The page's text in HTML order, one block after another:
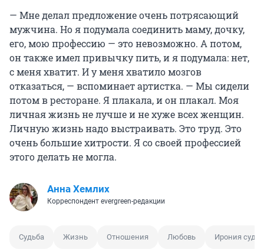
— Мне делал предложение очень потрясающий
мужчина. Но я подумала соединить маму, дочку,
его, мою профессию — это невозможно. А потом,
он также имел привычку пить, и я подумала: нет,
с меня хватит. И у меня хватило мозгов
отказаться, — вспоминает артистка. — Мы сидели
потом в ресторане. Я плакала, и он плакал. Моя
личная жизнь не лучше и не хуже всех женщин.
Личную жизнь надо выстраивать. Это труд. Это
очень большие хитрости. Я со своей профессией
этого делать не могла.
Анна Хемлих
Корреспондент evergreen-редакции
Судьба Жизнь Отношения Любовь Ирония